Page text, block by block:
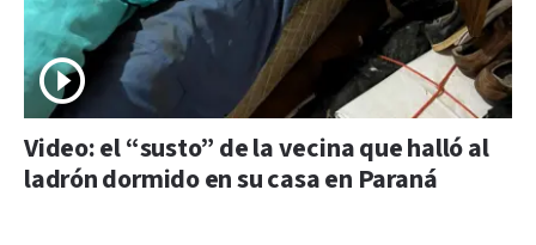
Video: el “susto” de la vecina que halló al
ladrón dormido en su casa en Paraná